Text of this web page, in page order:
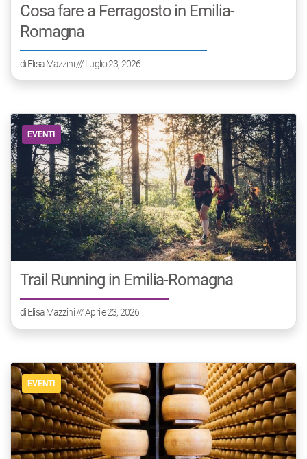
Cosa fare a Ferragosto in Emilia-
Romagna
diElisa Mazzini/// Luglio 23, 2026
EVENTI
Trail Running in Emilia-Romagna
diElisa Mazzini/// Aprile 23, 2026
EVENTI